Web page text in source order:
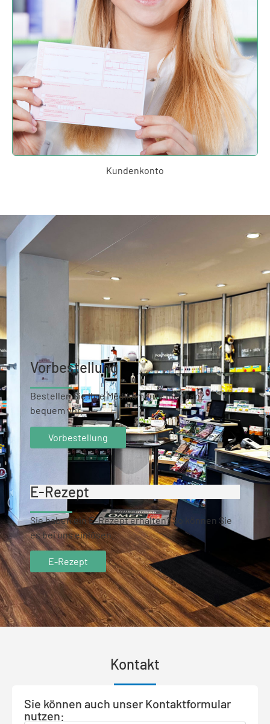
Kundenkonto
Vorbestellung
Bestellen Sie Ihre Medikamente hier ganz
bequem vor.
Vorbestellung
E-Rezept
Sie haben ein E-Rezept erhalten? So können Sie
es bei uns einlösen.
E-Rezept
Kontakt
Sie können auch unser Kontaktformular
nutzen: